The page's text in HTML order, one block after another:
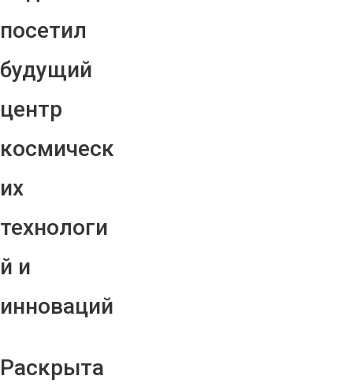
посетил
будущий
центр
космическ
их
технологи
й и
инноваций
Раскрыта